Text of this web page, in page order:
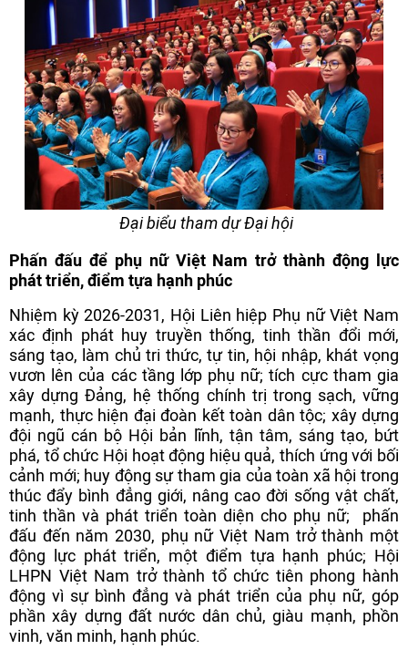
Đại biểu tham dự Đại hội
Phấn đấu để phụ nữ Việt Nam trở thành động lực
phát triển, điểm tựa hạnh phúc
Nhiệm kỳ 2026-2031, Hội Liên hiệp Phụ nữ Việt Nam
xác định phát huy truyền thống, tinh thần đổi mới,
sáng tạo, làm chủ tri thức, tự tin, hội nhập, khát vọng
vươn lên của các tầng lớp phụ nữ; tích cực tham gia
xây dựng Đảng, hệ thống chính trị trong sạch, vững
mạnh, thực hiện đại đoàn kết toàn dân tộc; xây dựng
đội ngũ cán bộ Hội bản lĩnh, tận tâm, sáng tạo, bứt
phá, tổ chức Hội hoạt động hiệu quả, thích ứng với bối
cảnh mới; huy động sự tham gia của toàn xã hội trong
thúc đẩy bình đẳng giới, nâng cao đời sống vật chất,
tinh thần và phát triển toàn diện cho phụ nữ; phấn
đấu đến năm 2030, phụ nữ Việt Nam trở thành một
động lực phát triển, một điểm tựa hạnh phúc; Hội
LHPN Việt Nam trở thành tổ chức tiên phong hành
động vì sự bình đẳng và phát triển của phụ nữ, góp
phần xây dựng đất nước dân chủ, giàu mạnh, phồn
vinh, văn minh, hạnh phúc.